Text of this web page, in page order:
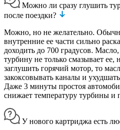
Можно ли сразу глушить
после поездки?
Можно, но не желательно.
внутренние ее части сильно
доходить до 700 градусов.
турбину не только смазывает ее,
заглушить горячий мотор, то
закоксовывать каналы и
Даже 3 минуты простоя
снижает температуру турбины и
У нового картриджа есть